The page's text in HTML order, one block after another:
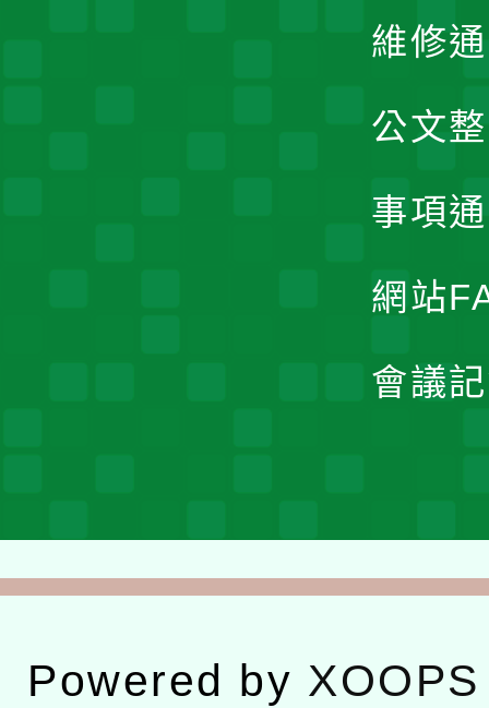
維修
公文
事項
網站
會議
Powered by XOOPS